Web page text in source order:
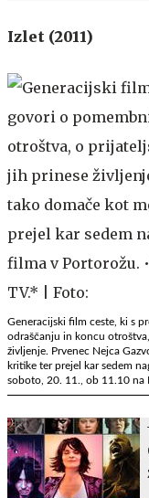
Izlet (2011)
Generacijski film ceste, ki s
odraščanju in koncu
življenje. Prvenec Nejca
kritike ter prejel kar sedem
soboto, 20. 11., ob 11.10 na